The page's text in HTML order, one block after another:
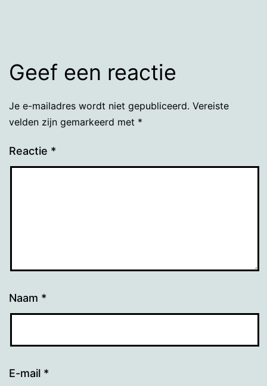
Geef een reactie
Je e-mailadres wordt niet gepubliceerd. Vereiste
velden zijn gemarkeerd met *
Reactie *
Naam *
E-mail *